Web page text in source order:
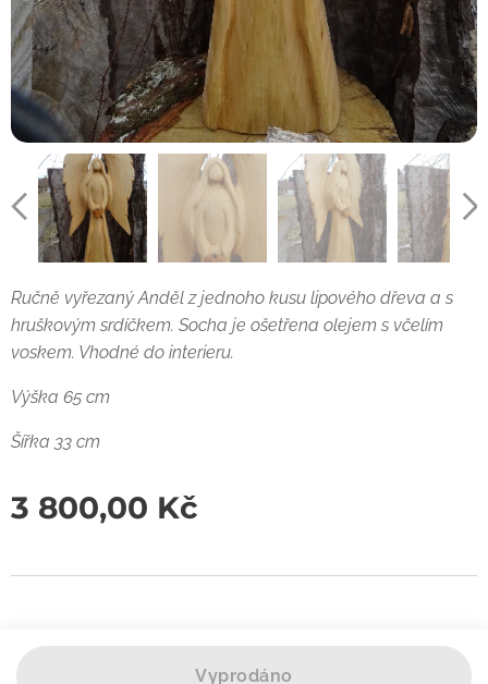
Ručně vyřezaný Anděl z jednoho kusu lipového dřeva a s
hruškovým srdíčkem. Socha je ošetřena olejem s včelím
voskem. Vhodné do interieru.
Výška 65 cm
Šířka 33 cm
3 800,00 Kč
Vyprodáno